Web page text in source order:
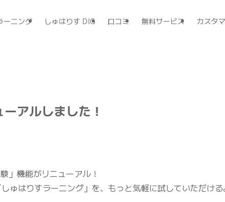
ーニング しゅはりす DIG 口コミ 無料サービス カスタ
アルしました！
」機能がリニューアル！
ゅはりすラーニング」を、もっと気軽に試していただけ